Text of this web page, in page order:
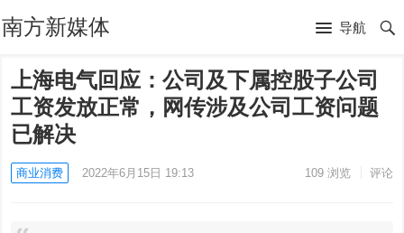
南方新媒体 导航
上海电气回应：公司及下属控股子公司
工资发放正常，网传涉及公司工资问题
已解决
商业消费 2022年6月15日 19:13 109浏览 评论